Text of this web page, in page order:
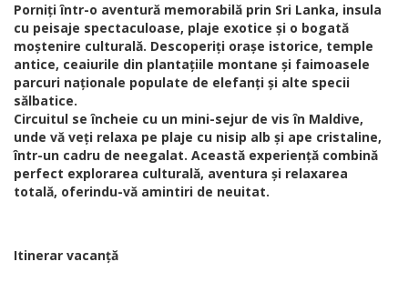
Porniți într-o aventură memorabilă prin Sri Lanka, insula
cu peisaje spectaculoase, plaje exotice și o bogată
moștenire culturală. Descoperiți orașe istorice, temple
antice, ceaiurile din plantațiile montane și faimoasele
parcuri naționale populate de elefanți și alte specii
sălbatice.
Circuitul se încheie cu un mini-sejur de vis în Maldive,
unde vă veți relaxa pe plaje cu nisip alb și ape cristaline,
într-un cadru de neegalat. Această experiență combină
perfect explorarea culturală, aventura și relaxarea
totală, oferindu-vă amintiri de neuitat.
Itinerar vacanță